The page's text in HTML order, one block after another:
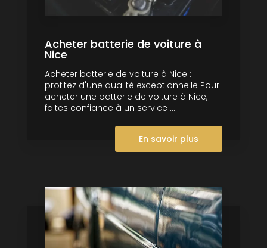
Acheter batterie de voiture à
Nice
Acheter batterie de voiture à Nice :
profitez d'une qualité exceptionnelle Pour
acheter une batterie de voiture à Nice,
faites confiance à un service ...
En savoir plus